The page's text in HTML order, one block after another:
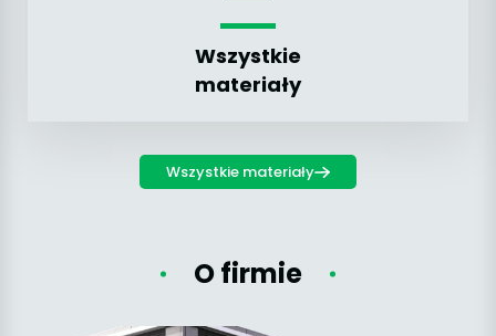
Wszystkie
materiały
Wszystkie materiały
O firmie